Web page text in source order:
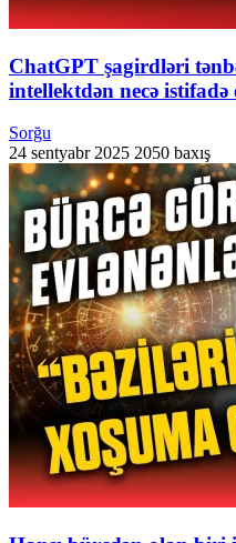
ChatGPT şagirdləri
intellektdən necə istifadə
Sorğu
24 sentyabr 2025 2050 baxış